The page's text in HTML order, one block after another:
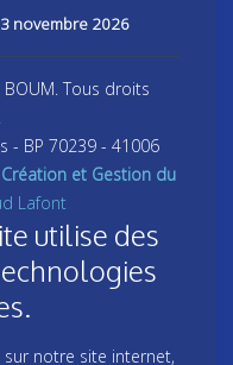
novembre 2026
Tous droits
- BP 70239 - 41006
Création et Gestion du
Lafont
utilise des
notre site internet,